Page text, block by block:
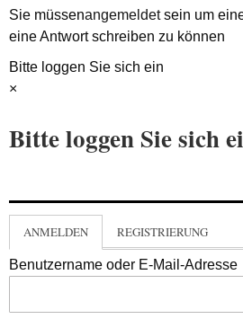
Sie müssenangemeldetsein um
eine Antwort schreiben zu können
Bitte loggen Sie sich ein
×
Bitte loggen Sie sich
ANMELDEN REGISTRIERUNG
Benutzername oder E-Mail-Adresse